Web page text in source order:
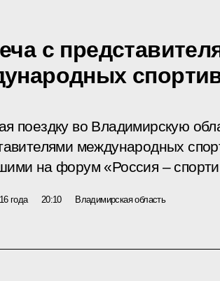
с
поездку во Владимирскую
международных
на форум «Россия –
года 20:10 Владимирская область